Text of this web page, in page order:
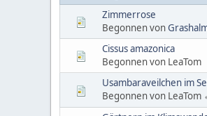
Zimmerrose
Begonnen von
Cissus amazonica
Begonnen von LeaTom
Usambaraveilchen im
Begonnen von LeaTom